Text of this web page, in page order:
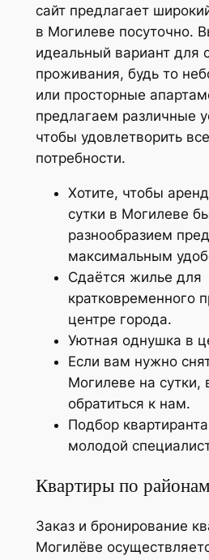
сайт предлагает
в Могилеве посуточно.
идеальный вариант для
проживания, будь то
или просторные
предлагаем различные
чтобы удовлетворить
потребности.
Хотите, чтобы
сутки в Могилеве
разнообразием
максимальным
Сдаётся жилье для
кратковременного
центре города.
Уютная однушка в
Если вам нужно
Могилеве на
обратиться к нам.
Подбор
молодой
Квартиры по районам
Заказ и бронирование
Могилёве